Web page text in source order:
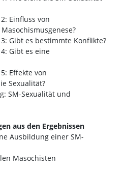
Einfluss von
Gibt es bestimmte Konflikte?
Gibt es eine
Effekte von
Sexualität?
SM-Sexualität und
aus den Ergebnissen
Ausbildung einer SM-
Masochisten